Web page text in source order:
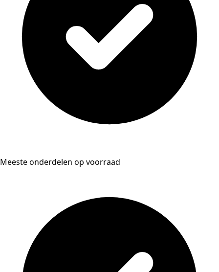
Meeste onderdelen op voorraad